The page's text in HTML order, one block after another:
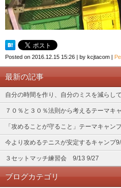
Posted on 2016.12.15 15:26 | by kcjtacom |
最新の記事
自分の時間を作り、自分のミスを減らし
７０％と３０％法則から考えるテーマキ
「攻めることが守ること」テーマキャン
今より攻めるテニスが安定するキャンプ
３セットマッチ練習会 9/13 9/27
ブログカテゴリ